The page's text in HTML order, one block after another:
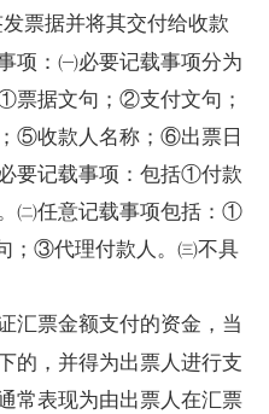
票据并将其交付给收款
项：㈠必要记载事项分为
据文句；②支付文句；
⑤收款人名称；⑥出票日
要记载事项：包括①付款
㈡任意记载事项包括：①
；③代理付款人。㈢不具
汇票金额支付的资金，当
的，并得为出票人进行支
常表现为由出票人在汇票